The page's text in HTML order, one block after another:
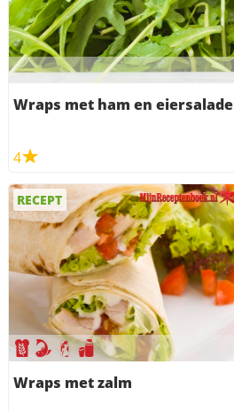
Wraps met ham en eiersalade
4
RECEPT
Wraps met zalm